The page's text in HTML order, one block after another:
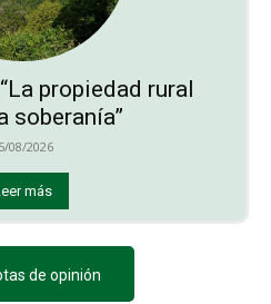
propiedad rural
soberanía”
08/2026
más
de opinión